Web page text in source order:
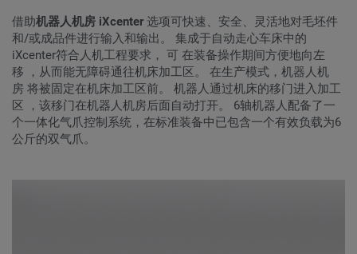
借助机器人机房 iXcenter选项可快速、安全、灵活地对毛坯件
和/或成品件进行输入和输出。 集成于自动走心车床中的
iXcenter符合人机工程要求， 可 在装备操作期间方便地向左
移 ，从而能无障碍通往机床加工区。 在生产模式，机器人机
房 将被固定在机床加工区前。 机器人通过机床的移门进入加工
区 ，该移门在机器人机房后面自动打开。 6轴机器人配备了一
个一体化气爪控制系统，在标准装备中已包含一个有效负载为6
公斤的双气爪。